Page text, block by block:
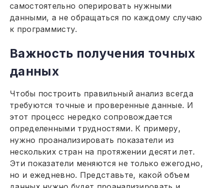
самостоятельно оперировать нужными
данными, а не обращаться по каждому случаю
к программисту.
Важность получения точных
данных
Чтобы построить правильный анализ всегда
требуются точные и проверенные данные. И
этот процесс нередко сопровождается
определенными трудностями. К примеру,
нужно проанализировать показатели из
нескольких стран на протяжении десяти лет.
Эти показатели меняются не только ежегодно,
но и ежедневно. Представьте, какой объем